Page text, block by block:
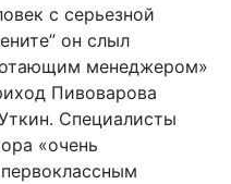
с серьезной
он слыл
менеджером»
Пивоварова
Специалисты
«очень